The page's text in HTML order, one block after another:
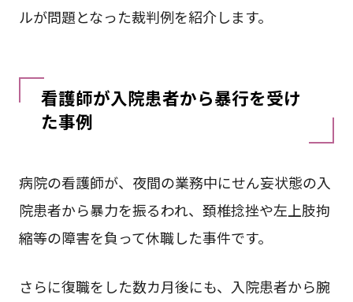
ルが問題となった裁判例を紹介します。
看護師が入院患者から暴行を受け
た事例
病院の看護師が、夜間の業務中にせん妄状態の入
院患者から暴力を振るわれ、頚椎捻挫や左上肢拘
縮等の障害を負って休職した事件です。
さらに復職をした数カ月後にも、入院患者から腕